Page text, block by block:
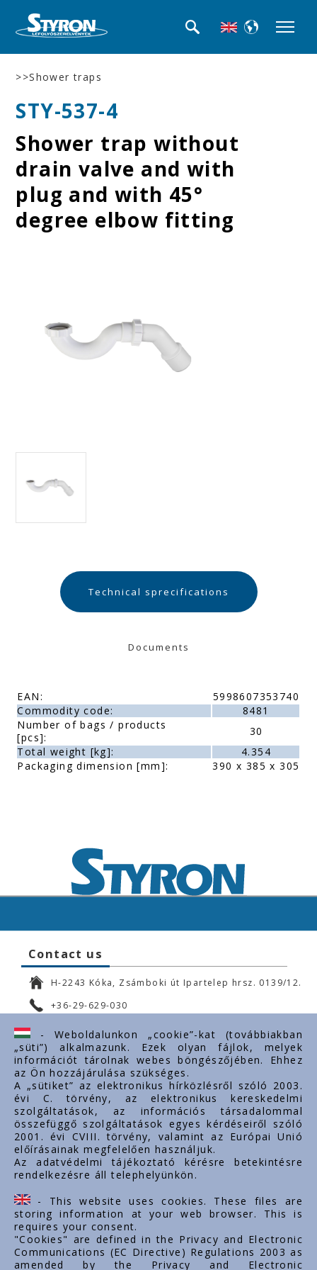
>>Shower traps
STY-537-4
Shower trap without
drain valve and with
plug and with 45°
degree elbow fitting
Technical sprecifications
Documents
EAN:
5998607353740
Commodity code:
8481
Number of bags / products
[pcs]:
30
Total weight [kg]:
4.354
Packaging dimension [mm]:
390 x 385 x 305
Contact us
H-2243 Kóka, Zsámboki út Ipartelep hrsz. 0139/12.
+36-29-629-030
ertekesites@styron.hu
export@styron.hu
www.styron.hu
Important links
About us
Documents
Contacts
Career
- Weboldalunkon „cookie”-kat (továbbiakban
„süti”) alkalmazunk. Ezek olyan fájlok, melyek
információt tárolnak webes böngészőjében. Ehhez
az Ön hozzájárulása szükséges.
A „sütiket” az elektronikus hírközlésről szóló 2003.
évi C. törvény, az elektronikus kereskedelmi
szolgáltatások, az információs társadalommal
összefüggő szolgáltatások egyes kérdéseiről szóló
2001. évi CVIII. törvény, valamint az Európai Unió
előírásainak megfelelően használjuk.
Az adatvédelmi tájékoztató kérésre betekintésre
rendelkezésre áll telephelyünkön.
- This website uses cookies. These files are
storing information at your web browser. This is
requires your consent.
"Cookies" are defined in the Privacy and Electronic
Communications (EC Directive) Regulations 2003 as
amended by the Privacy and Electronic